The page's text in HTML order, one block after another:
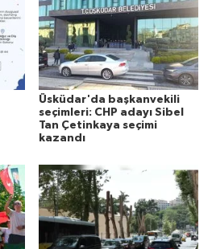
Üsküdar'da başkanvekili
seçimleri: CHP adayı Sibel
Tan Çetinkaya seçimi
kazandı